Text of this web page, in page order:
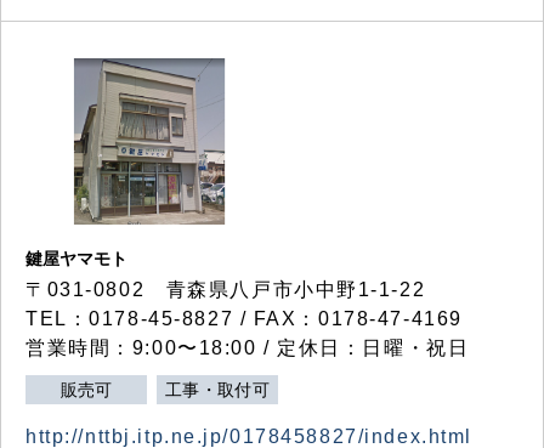
鍵屋ヤマモト
〒031-0802 青森県八戸市小中野1-1-22
TEL：0178-45-8827 / FAX：0178-47-4169
営業時間：9:00〜18:00 / 定休日：日曜・祝日
販売可 工事・取付可
http://nttbj.itp.ne.jp/0178458827/index.html